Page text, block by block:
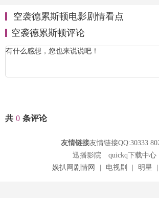
空袭德累斯顿电影剧情看点
空袭德累斯顿评论
共 0 条评论
友情链接友情链接QQ:30333
迅播影院
quickq下载中心
娱扒网剧情网
电视剧 明星